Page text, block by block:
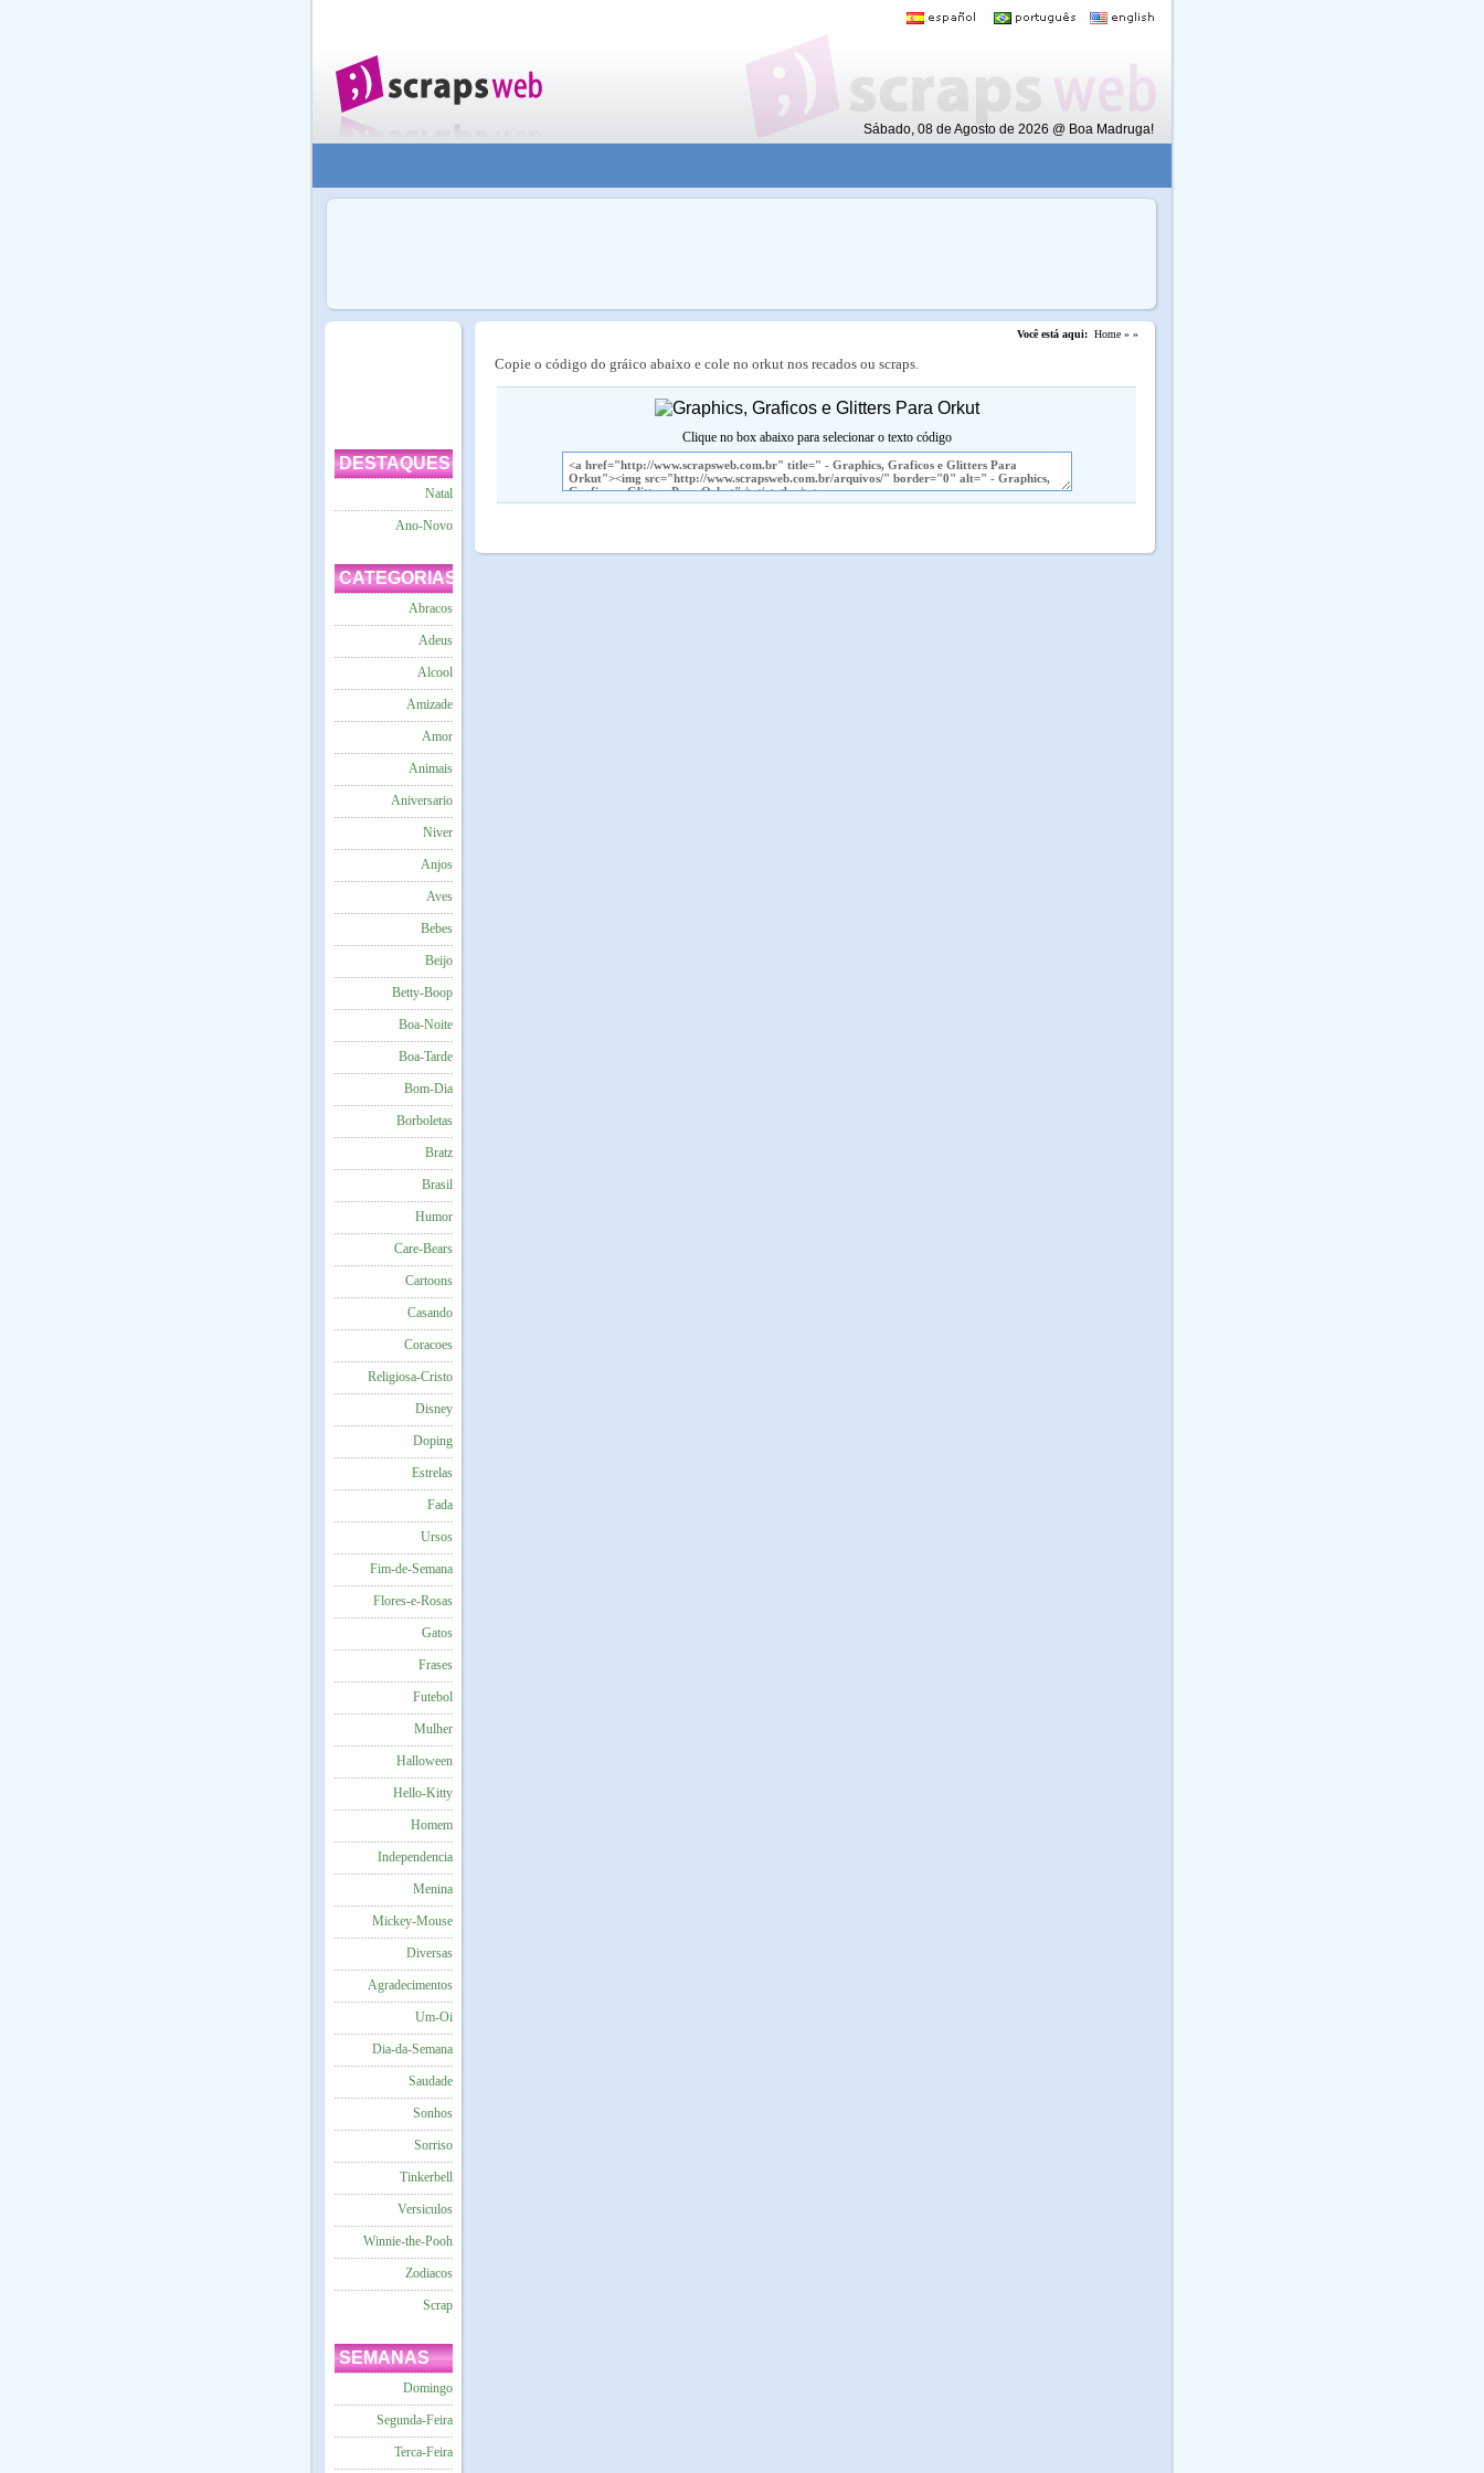
Sábado, 08 de Agosto de 2026 @ Boa Madruga!
DESTAQUES
Natal
Ano-Novo
CATEGORIAS
Abracos
Adeus
Alcool
Amizade
Amor
Animais
Aniversario
Niver
Anjos
Aves
Bebes
Beijo
Betty-Boop
Boa-Noite
Boa-Tarde
Bom-Dia
Borboletas
Bratz
Brasil
Humor
Care-Bears
Cartoons
Casando
Coracoes
Religiosa-Cristo
Disney
Doping
Estrelas
Fada
Ursos
Fim-de-Semana
Flores-e-Rosas
Gatos
Frases
Futebol
Mulher
Halloween
Hello-Kitty
Homem
Independencia
Menina
Mickey-Mouse
Diversas
Agradecimentos
Um-Oi
Dia-da-Semana
Saudade
Sonhos
Sorriso
Tinkerbell
Versiculos
Winnie-the-Pooh
Zodiacos
Scrap
SEMANAS
Domingo
Segunda-Feira
Terca-Feira
Você está aqui: Home » »
Copie o código do gráico abaixo e cole no orkut nos recados ou scraps.
Clique no box abaixo para selecionar o texto código